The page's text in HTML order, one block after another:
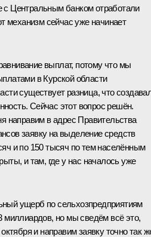
с Центральным банком отработали
механизм сейчас уже начинает
выплат, потому что мы
в Курской области
существует разница, что
Сейчас этот вопрос решён.
направим в адрес Правительства
заявку на выделение средств
и по 150 тысяч по тем населённым
и там, где у нас началось уже
ущерб по сельхозпредприятиям
миллиардов, но мы сведём всё это,
и направим заявку точно так